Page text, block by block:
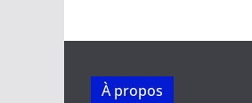
À propos